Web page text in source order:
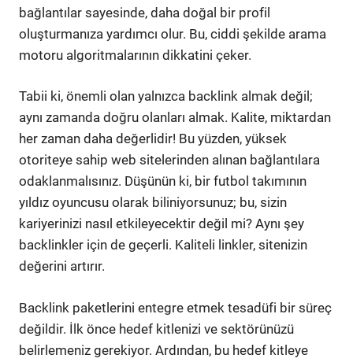
bağlantılar sayesinde, daha doğal bir profil
oluşturmanıza yardımcı olur. Bu, ciddi şekilde arama
motoru algoritmalarının dikkatini çeker.
Tabii ki, önemli olan yalnızca backlink almak değil;
aynı zamanda doğru olanları almak. Kalite, miktardan
her zaman daha değerlidir! Bu yüzden, yüksek
otoriteye sahip web sitelerinden alınan bağlantılara
odaklanmalısınız. Düşünün ki, bir futbol takımının
yıldız oyuncusu olarak biliniyorsunuz; bu, sizin
kariyerinizi nasıl etkileyecektir değil mi? Aynı şey
backlinkler için de geçerli. Kaliteli linkler, sitenizin
değerini artırır.
Backlink paketlerini entegre etmek tesadüfi bir süreç
değildir. İlk önce hedef kitlenizi ve sektörünüzü
belirlemeniz gerekiyor. Ardından, bu hedef kitleye